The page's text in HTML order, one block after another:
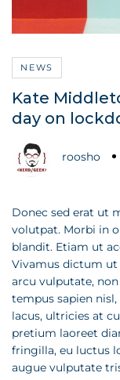
NEWS
Kate
day on
roosho
Donec sed erat ut
volutpat. Morbi in
blandit. Etiam ut
Vivamus dictum ut
arcu vulputate,
tempus sapien
lacus, ultricies at
pretium laoreet
fringilla, eu luctus
augue vulputate